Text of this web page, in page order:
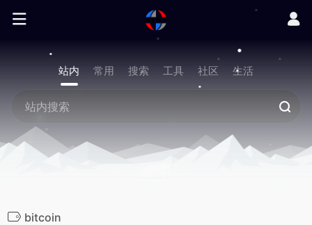
站内 常用 搜索 工具 社区 生活
bitcoin